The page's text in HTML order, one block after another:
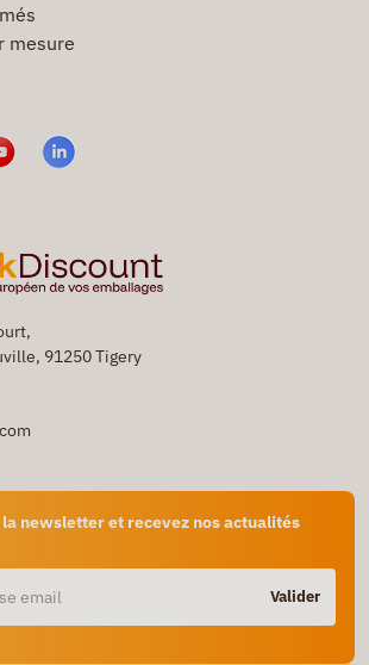
91250 Tigery
newsletter et recevez nos actualités
Valider
mesure